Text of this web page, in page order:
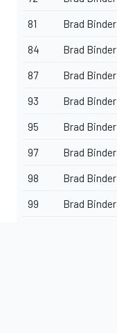
81 Brad Binder
84 Brad Binder
87 Brad Binder
93 Brad Binder
95 Brad Binder
97 Brad Binder
98 Brad Binder
99 Brad Binder